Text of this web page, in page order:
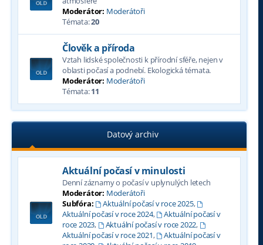
Moderátor: Moderátoři
Témata:20
Člověk a příroda
Vztah lidské společnosti k přírodní sféře, nejen v
oblasti počasí a podnebí. Ekologická témata.
Moderátor: Moderátoři
Témata:11
Datový archiv
Aktuální počasí v minulosti
Denní záznamy o počasí v uplynulých letech
Moderátor: Moderátoři
Subfóra:
Aktuální počasí v roce 2025,
Aktuální počasí v roce 2024,
Aktuální počasí v
roce 2023, Aktuální počasí v roce 2022,
Aktuální počasí v roce 2021,
Aktuální počasí v